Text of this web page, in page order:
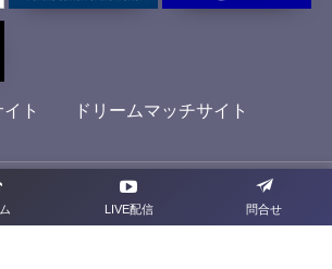
LIVE配信 問合せ
ト ドリームマッチサイト
プライバシーポリシー